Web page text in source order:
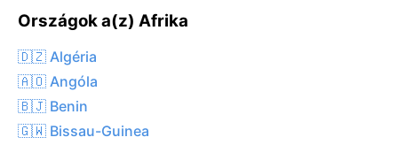
Országok a(z) Afrika
🇩🇿 Algéria
🇦🇴 Angóla
🇧🇯 Benin
🇬🇼 Bissau-Guinea